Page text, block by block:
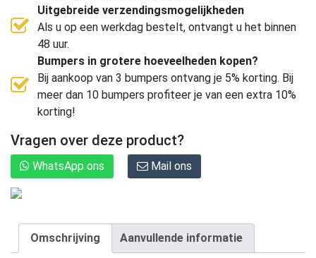
Uitgebreide verzendingsmogelijkheden
Als u op een werkdag bestelt, ontvangt u het binnen
48 uur.
Bumpers in grotere hoeveelheden kopen?
Bij aankoop van 3 bumpers ontvang je 5% korting. Bij
meer dan 10 bumpers profiteer je van een extra 10%
korting!
Vragen over deze product?
WhatsApp ons Mail ons
Omschrijving Aanvullende informatie